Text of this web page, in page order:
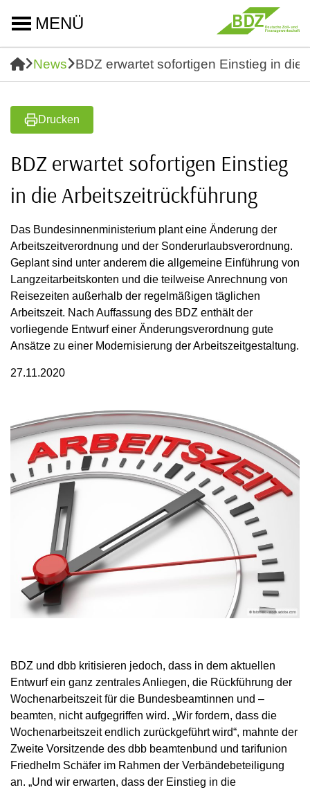
MENÜ
News BDZ erwartet sofortigen Einstieg in die
Drucken
BDZ erwartet sofortigen Einstieg
in die Arbeitszeitrückführung
Das Bundesinnenministerium plant eine Änderung der
Arbeitszeitverordnung und der Sonderurlaubsverordnung.
Geplant sind unter anderem die allgemeine Einführung von
Langzeitarbeitskonten und die teilweise Anrechnung von
Reisezeiten außerhalb der regelmäßigen täglichen
Arbeitszeit. Nach Auffassung des BDZ enthält der
vorliegende Entwurf einer Änderungsverordnung gute
Ansätze zu einer Modernisierung der Arbeitszeitgestaltung.
27.11.2020
BDZ und dbb kritisieren jedoch, dass in dem aktuellen
Entwurf ein ganz zentrales Anliegen, die Rückführung der
Wochenarbeitszeit für die Bundesbeamtinnen und –
beamten, nicht aufgegriffen wird. „Wir fordern, dass die
Wochenarbeitszeit endlich zurückgeführt wird“, mahnte der
Zweite Vorsitzende des dbb beamtenbund und tarifunion
Friedhelm Schäfer im Rahmen der Verbändebeteiligung
an. „Und wir erwarten, dass der Einstieg in die